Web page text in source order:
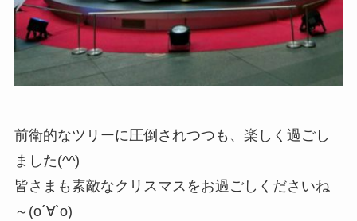
前衛的なツリーに圧倒されつつも、楽しく過ごし
ました(^^)
皆さまも素敵なクリスマスをお過ごしくださいね
～(о´∀`о)